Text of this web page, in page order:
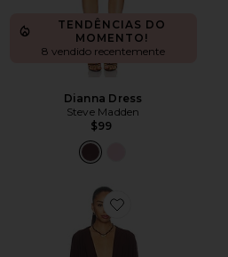
TENDÊNCIAS DO
MOMENTO!
8 vendido recentemente
Dianna Dress
Steve Madden
$99
Favorite x REVOLVE